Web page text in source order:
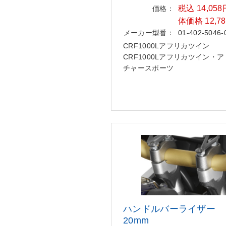
価格：
税込 14,058
体価格
メーカー型番：
01-402-5046-
CRF1000Lアフリカツイン
CRF1000Lアフリカツイン・ア
チャースポーツ
ハンドルバーライザー
20mm